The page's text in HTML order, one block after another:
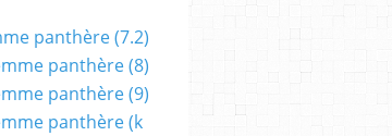
panthère (7.2)
panthère (8)
panthère (9)
panthère (k